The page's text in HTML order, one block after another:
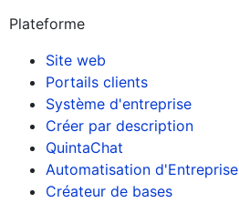
Plateforme
Site web
Portails clients
Système d'entreprise
Créer par description
QuintaChat
Automatisation d'Entreprise
Créateur de bases